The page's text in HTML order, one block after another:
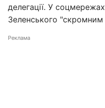
делегації. У
Зеленського
Реклама